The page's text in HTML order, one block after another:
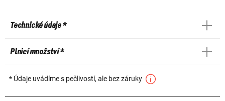
Technické údaje *
Plnicí množství *
* Údaje uvádíme s pečlivostí, ale bez záruky